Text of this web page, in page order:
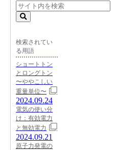
検索されてい
る用語
ショートトン
とロングトン
〜ややこしい
重量単位〜
2024.09.24
電気の使い分
け：有効電力
と無効電力
2024.09.21
原子力発電の